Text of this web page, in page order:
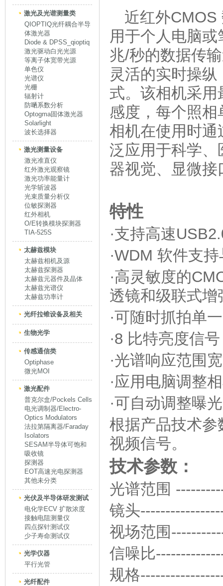
激光及光谱测量类
QIOPTIQ光纤耦合半导
体激光器
Diode & DPSS_qioptiq
激光驱动白光光源
等离子体宽带光源
单色仪
光谱仪
光栅
辐射计
防嗮系数分析
Optogma固体激光器
Solarlight
波长选择器
激光测量设备
激光准直仪
红外激光观察镜
激光功率能量计
光学斩波器
光束质量分析仪
位敏探测器
红外相机
O/E转换模块探测器
TIA-525S
太赫兹模块
太赫兹相机及源
太赫兹探测器
太赫兹元器件及晶体
太赫兹光谱仪
太赫兹功率计
光纤拉锥设备及相关
生物光学
传感通信类
Optiphase
微光MOI
激光配件
普克尔盒/Pockels Cells
电光调制器/Electro-
Optics Modulators
法拉第隔离器/Faraday
Isolators
SESAM半导体可饱和
吸收镜
探测器
EOT高速光电探测器
其他未分类
光伏及半导体研发测试
电化学ECV 扩散浓度
接触电阻测量仪
四点探针测试仪
少子寿命测试仪
光学仪器
平行光管
光纤配件
近红外CMOS
用于个人电脑
兆/秒的数据传
灵活的实时操
式。该相机采
感度，每个照
相机在使用时
泛应用于科学
器视觉、显微
特性
·支持高速
·WDM 软件支
·高灵敏度的
透镜和级联式增
·可随时抓拍单
·8 比特亮度信
·光谱响应范围
·应用电脑调整
·可自动调整曝
根据产品技术
视频信号。
技术参数：
光谱范围
镜头
视场范围
信噪比
规格